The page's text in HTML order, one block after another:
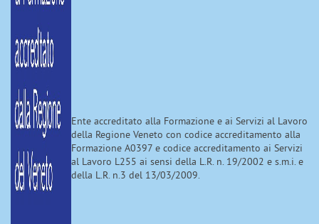
Ente accreditato alla Formazione e ai Servizi al Lavoro
della Regione Veneto con codice accreditamento alla
Formazione A0397 e codice accreditamento ai Servizi
al Lavoro L255 ai sensi della L.R. n. 19/2002 e s.m.i. e
della L.R. n.3 del 13/03/2009.